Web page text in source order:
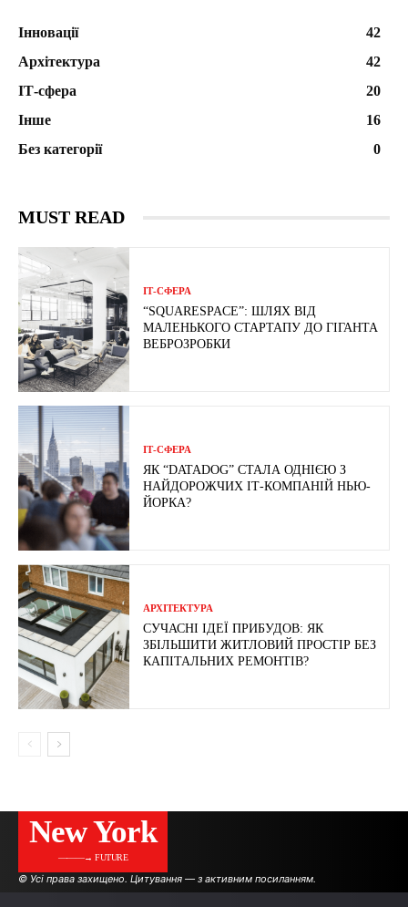
Інновації
42
Архітектура
42
ІТ-сфера
20
Інше
16
Без категорії
0
MUST READ
ІТ-СФЕРА
“SQUARESPACE”: ШЛЯХ ВІД
МАЛЕНЬКОГО СТАРТАПУ ДО ГІГАНТА
ВЕБРОЗРОБКИ
ІТ-СФЕРА
ЯК “DATADOG” СТАЛА ОДНІЄЮ З
НАЙДОРОЖЧИХ ІТ-КОМПАНІЙ НЬЮ-
ЙОРКА?
АРХІТЕКТУРА
СУЧАСНІ ІДЕЇ ПРИБУДОВ: ЯК
ЗБІЛЬШИТИ ЖИТЛОВИЙ ПРОСТІР БЕЗ
КАПІТАЛЬНИХ РЕМОНТІВ?
New York
———→ FUTURE
© Усі права захищено. Цитування — з активним посиланням.